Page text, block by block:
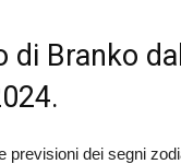
di Branko
previsioni dei segni